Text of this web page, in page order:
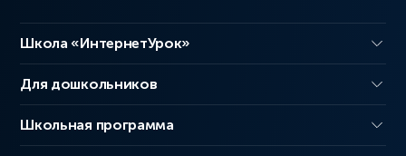
Школа «ИнтернетУрок»
Для дошкольников
Школьная программа